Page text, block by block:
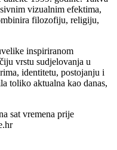
vizualnim efektima,
filozofiju, religiju,
inspiriranom
vrstu sudjelovanja u
identitetu, postojanju i
toliko aktualna kao danas,
sat vremena prije